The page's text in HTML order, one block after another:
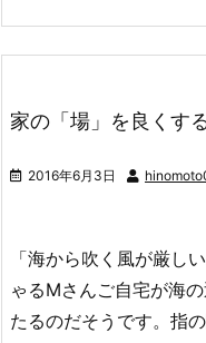
家の「場」を良くす
2016年6月3日
「海から吹く風が厳し
ゃるMさんご自宅が海
たるのだそうです。指